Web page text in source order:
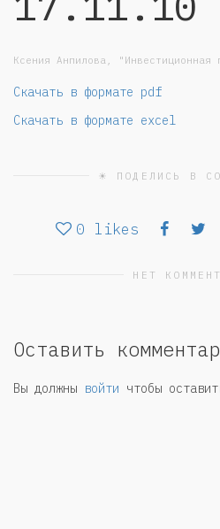
Ксения Анпилова, "Инвестиционная
Скачать в формате pdf
Скачать в формате excel
☀ ПОДЕЛИСЬ В
0 likes
НЕТ
Оставить
Вы должны войти чтобы